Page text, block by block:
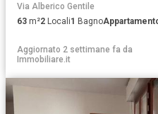
Via Alberico Gentile
63 m²2 Locali1 Bagno
Aggiornato 2 settimane fa da
Immobiliare.it